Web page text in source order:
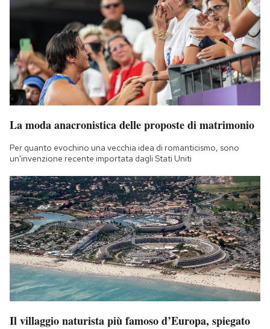
La moda anacronistica delle proposte di matrimonio
Per quanto evochino una vecchia idea di romanticismo, sono
un'invenzione recente importata dagli Stati Uniti
Il villaggio naturista più famoso d’Europa, spiegato